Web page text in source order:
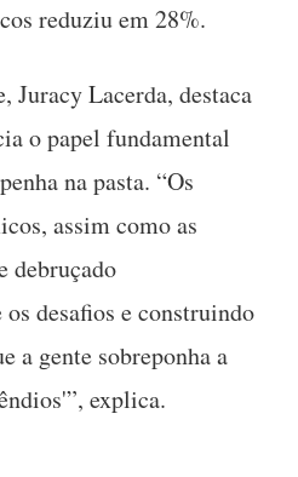
reduziu em 28%.
Juracy Lacerda, destaca
o papel fundamental
na pasta. “Os
assim como as
debruçado
desafios e construindo
a gente sobreponha a
explica.